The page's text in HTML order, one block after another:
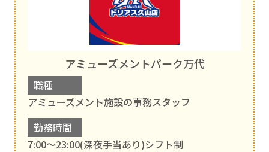
アミューズメントパーク万代
職種
アミューズメント施設の事務スタッフ
勤務時間
7:00～23:00(深夜手当あり)シフト制